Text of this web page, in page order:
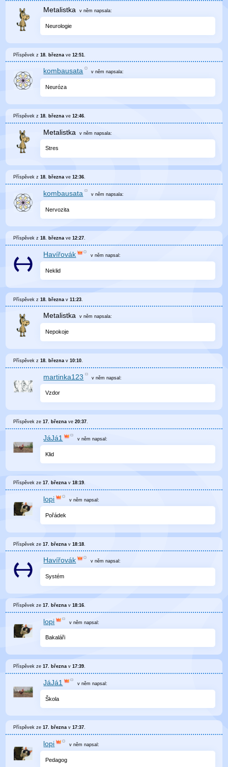
Metalistka v něm napsala:
Neurologie
Příspěvek z18. března ve12:51
kombausata v němnapsala:
Neuróza
Příspěvek z18. března ve12:46
Metalistka v něm napsala:
Stres
Příspěvek z18. března ve12:36.
kombausata v němnapsala:
Nervozita
Příspěvek z18. března ve12:27.
Havířovák v něm napsal:
Neklid
Příspěvek z18. března v11:23
Metalistka v něm napsala:
Nepokoje
Příspěvek z18. března v10:10
martinka123 v němnapsal:
Vzdor
Příspěvek ze17. března ve20:37.
JáJá1 v něm napsal:
Klid
Příspěvek ze17. března v18:19.
lopi v něm napsal:
Pořádek
Příspěvek ze17. března v18:18
Havířovák v něm napsal:
Systém
Příspěvek ze17. března v18:16
lopi v něm napsal:
Bakaláři
Příspěvek ze17. března v17:39.
JáJá1 v něm napsal:
Škola
Příspěvek ze17. března v17:37.
lopi v něm napsal:
Pedagog